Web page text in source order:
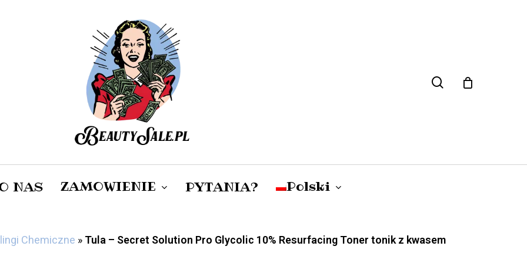
NAS ZAMÓWIENIE PYTANIA? Polski
Chemiczne » Tula – Secret Solution Pro Glycolic 10% Resurfacing Toner tonik z kwasem